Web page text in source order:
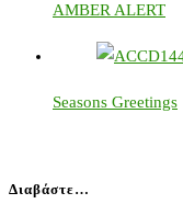
AMBER ALERT
Seasons Greetings
Διαβάστε…